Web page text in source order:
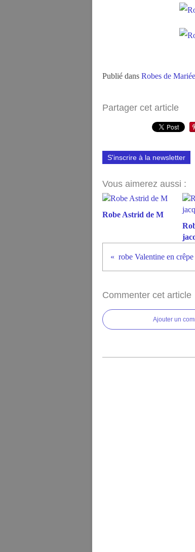
Publié dans Robes de Mariée
Partager cet article
S'inscrire à la newsletter
Vous aimerez aussi :
Robe Astrid de M
Commenter cet article
Ajouter un